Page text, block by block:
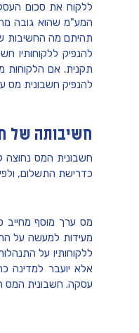
ללקוח את סכום
המע"מ שהוא גובה
תהיתם מה החשיבות
להנפיק ללקוחותיו
תקנית. אם הלקוחות
להנפיק חשבונית מס
חשיבותה של
חשבונית המס נחוצה
כדרישת התשלום,
מס ערך מוסף מחייב
מעידות למעשה על
ללקוחותיו על
אלא יועבר למדינה
עסקה. חשבונית המס